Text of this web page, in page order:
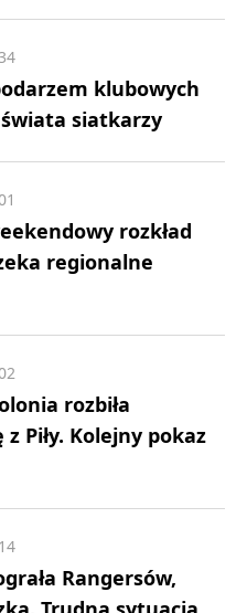
klubowych
siatkarzy
rozkład
regionalne
rozbiła
Piły. Kolejny pokaz
Rangersów,